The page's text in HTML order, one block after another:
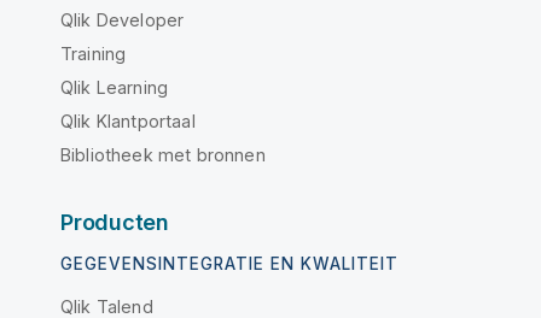
Qlik Developer
Training
Qlik Learning
Qlik Klantportaal
Bibliotheek met bronnen
Producten
GEGEVENSINTEGRATIE EN KWALITEIT
Qlik Talend